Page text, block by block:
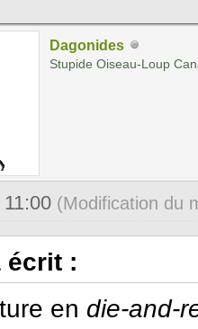
Dagonides
Stupide Oiseau-Loup
(Modification du
écrit :
en die-and-